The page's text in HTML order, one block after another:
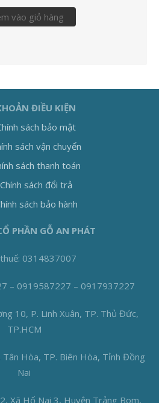
vào giỏ hàng
ĐIỀU KIỆN
sách bảo mật
sách vận chuyển
sách thanh toán
Chính sách đổi trả
sách bảo hành
PHẦN GỖ AN PHÁT
0314837007
– 0919587227 – 0917937227
10, P. Linh Xuân, TP. Thủ Đức,
TP.HCM
Hòa, TP. Biên Hòa, Tỉnh Đồng
Nai
Xã Hố Nai 3, Huyện Trảng Bom,